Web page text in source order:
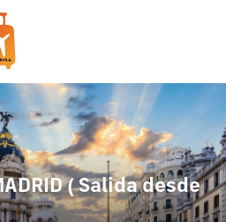
( Salida desde